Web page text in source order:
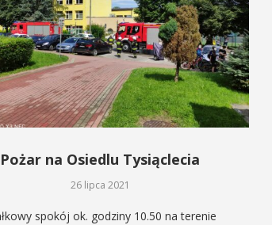
Pożar na Osiedlu Tysiąclecia
26 lipca 2021
spokój ok. godziny 10.50 na terenie